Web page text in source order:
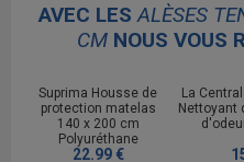
AVEC LESALÈSES
CM NOUS VOUS
Suprima Housse de
protection matelas
140 x 200 cm
Polyuréthane
22.99 €
La
Nettoyant